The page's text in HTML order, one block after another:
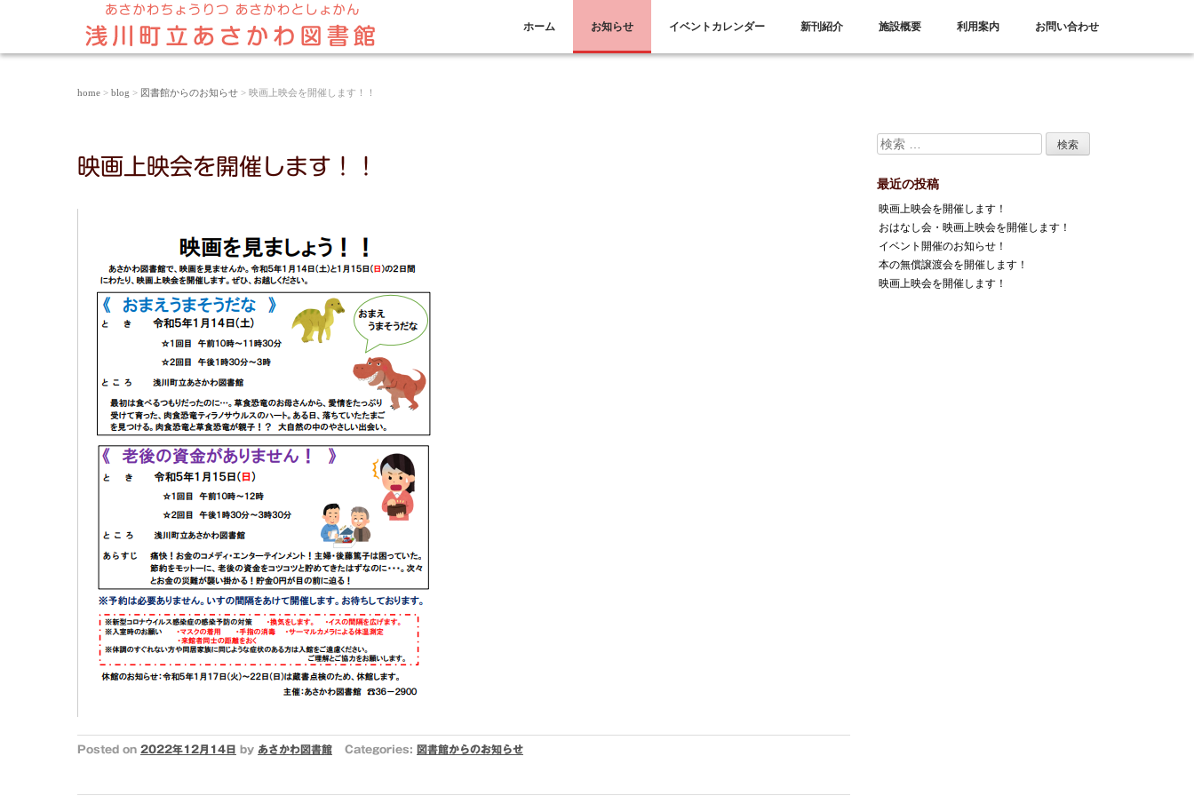
ホーム お知らせ イベントカレンダー 新刊紹介 施設概要 利用案内 お問い合わせ
home > blog > 図書館からのお知らせ > 映画上映会を開催します！！
映画上映会を開催します！！
Posted on 2022年12月14日 by あさかわ図書館 Categories: 図書館からのお知らせ
最近の投稿
映画上映会を開催します！
おはなし会・映画上映会を開催します！
イベント開催のお知らせ！
本の無償譲渡会を開催します！
映画上映会を開催します！